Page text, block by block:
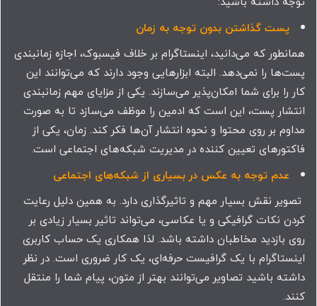
پست گذاشتن بدون توجه به زمان
همانطور که می‌دانید، اینستاگرام بر خلاف فیسبوک، اجازه زمانبندی
پست‌ها را نمی‌دهد. البته ابزارهایی وجود دارند که می‌توانند این
کار را برای شما امکان‌پذیر می‌سازند. یکی از مزایای مهم زمانبندی
انتشار پست، این است که ادمین را موظف می‌سازد تا به صورت
مداوم بر روی محتوا و نحوه انتشار آن‌ها فکر کند. زمان، یکی از
فاکتورهای تعیین کننده در مدیریت شبکه‌های اجتماعی است.
عدم توجه به عکس در بسیاری از شبکه‌های اجتماعی
تصویر نقش بسیار مهم و تاثیرگذاری دارد. به همین دلیل رعایت‌
کردن نکات گرافیکی و یا عکاسی، می‌تواند تاثیر بسیار زیادی بر
روی بازدید مخاطبان داشته باشد. لذا همکاری یک حساب کاربری
اینستاگرام با یک گرافیست حرفه‌ای، یک کار ضروری است. در نظر
داشته باشید تصاویر می‌توانند بهتر از متون، پیام شما را منتقل
کنند.